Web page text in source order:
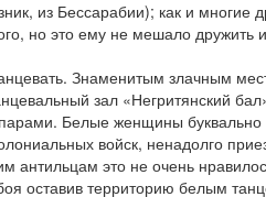
из Бессарабии); как и многие
но это ему не мешало
Знаменитым злачным
зал «Негритянский
Белые женщины буквально
войск, ненадолго
антильцам это не очень
оставив территорию белым